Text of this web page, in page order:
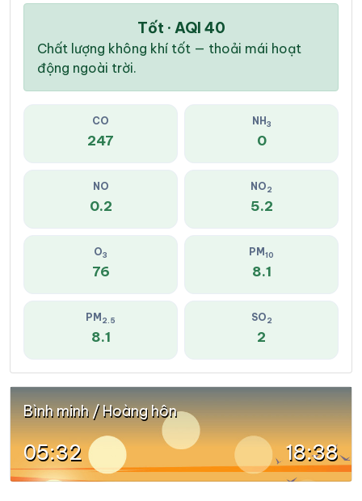
Tốt · AQI 40
Chất lượng không khí tốt — thoải mái hoạt
động ngoài trời.
CO
247
NH 3
0
NO
0.2
NO2
5.2
O3
76
PM 10
8.1
PM 2.5
8.1
SO2
2
Bình minh / Hoàng hôn
05:32 18:38